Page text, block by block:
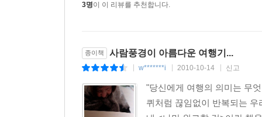
3명이 이 리뷰를 추천합니다.
종이책 사람풍경이 아름다운 여행기...
w*******i 2010-10-14 신고
"당신에게 여행의 의미는 무
퀴처럼 끊임없이 반복되는